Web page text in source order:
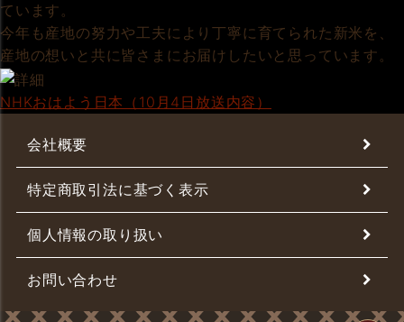
ています。
今年も産地の努力や工夫により丁寧に育てられた新米を、
産地の想いと共に皆さまにお届けしたいと思っています。
NHKおはよう日本（10月4日放送内容）
会社概要
特定商取引法に基づく表示
個人情報の取り扱い
お問い合わせ